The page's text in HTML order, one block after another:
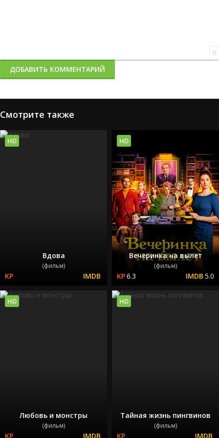
0
ДОБАВИТЬ КОММЕНТАРИЙ
Смотрите также
Вдова
(фильм)
HD
Вечеринка на вылет
(фильм)
6.3 5.0
HD
Любовь и монстры
(фильм)
HD
Тайная жизнь пингвинов
(фильм)
HD